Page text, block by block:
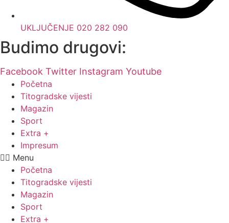
UKLJUČENJE 020 282 090
Budimo drugovi:
Facebook Twitter Instagram Youtube
Početna
Titogradske vijesti
Magazin
Sport
Extra +
Impresum
Menu
Početna
Titogradske vijesti
Magazin
Sport
Extra +